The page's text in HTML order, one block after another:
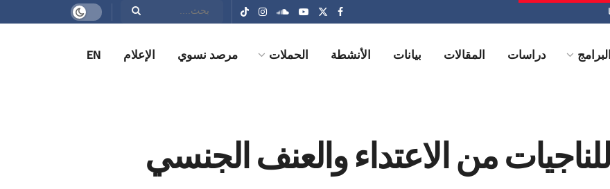
البرامج دراسات المقالات بيانات الأنشطة الحملات مرصد نسوي الإعلام EN
من الاعتداء والعنف الجنسي